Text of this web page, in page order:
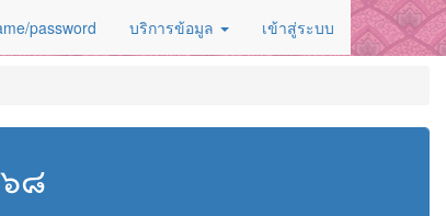
password บริการข้อมูล เข้าสู่ระบบ
๘